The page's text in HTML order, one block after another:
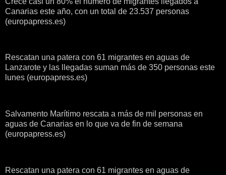
Canarias este año, con un total de 23.537 personas
(europapress.es)
Rescatan una patera con 61 migrantes en aguas de
Lanzarote y las llegadas suman más de 350 personas este
lunes (europapress.es)
Salvamento Marítimo rescata a más de mil personas en
aguas de Canarias en lo que va de fin de semana
(europapress.es)
Rescatan una patera con 61 migrantes en aguas de